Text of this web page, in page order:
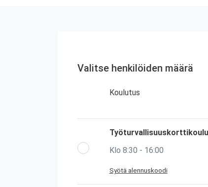
Valitse henkilöiden määrä
Koulutus
Klo 8:30 - 16:00
Syötä alennuskoodi